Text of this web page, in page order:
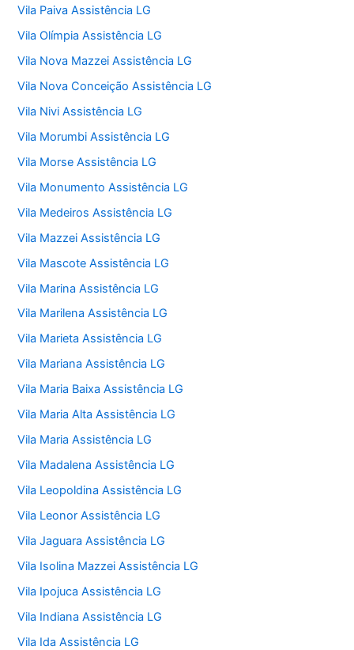
Vila Paiva Assistência LG
Vila Olímpia Assistência LG
Vila Nova Mazzei Assistência LG
Vila Nova Conceição Assistência LG
Vila Nivi Assistência LG
Vila Morumbi Assistência LG
Vila Morse Assistência LG
Vila Monumento Assistência LG
Vila Medeiros Assistência LG
Vila Mazzei Assistência LG
Vila Mascote Assistência LG
Vila Marina Assistência LG
Vila Marilena Assistência LG
Vila Marieta Assistência LG
Vila Mariana Assistência LG
Vila Maria Baixa Assistência LG
Vila Maria Alta Assistência LG
Vila Maria Assistência LG
Vila Madalena Assistência LG
Vila Leopoldina Assistência LG
Vila Leonor Assistência LG
Vila Jaguara Assistência LG
Vila Isolina Mazzei Assistência LG
Vila Ipojuca Assistência LG
Vila Indiana Assistência LG
Vila Ida Assistência LG